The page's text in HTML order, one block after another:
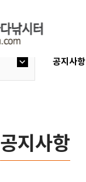
공지사항
공지사항